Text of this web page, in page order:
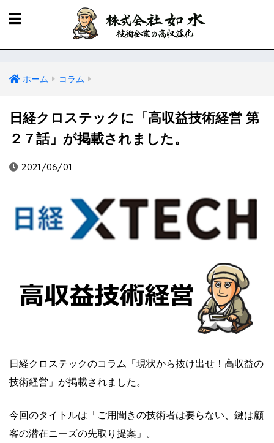
ホーム コラム
日経クロステックに「高収益技術経営 第
２７話」が掲載されました。
2021/06/01
日経クロステックのコラム「現状から抜け出せ！高収益の
技術経営」が掲載されました。
今回のタイトルは「ご用聞きの技術者は要らない、鍵は顧
客の潜在ニーズの先取り提案」。